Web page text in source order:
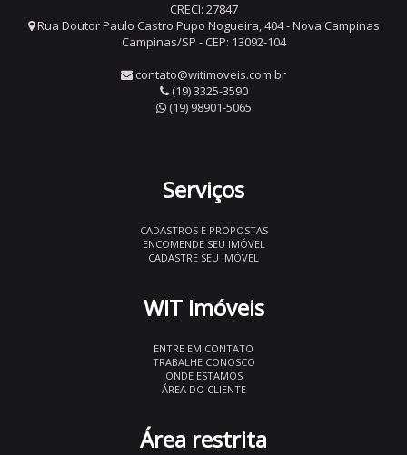
CRECI: 27847
Rua Doutor Paulo Castro Pupo Nogueira, 404 - Nova Campinas
Campinas/SP - CEP: 13092-104
contato@witimoveis.com.br
(19) 3325-3590
(19) 98901-5065
Serviços
CADASTROS E PROPOSTAS
ENCOMENDE SEU IMÓVEL
CADASTRE SEU IMÓVEL
WIT Imóveis
ENTRE EM CONTATO
TRABALHE CONOSCO
ONDE ESTAMOS
ÁREA DO CLIENTE
Área restrita